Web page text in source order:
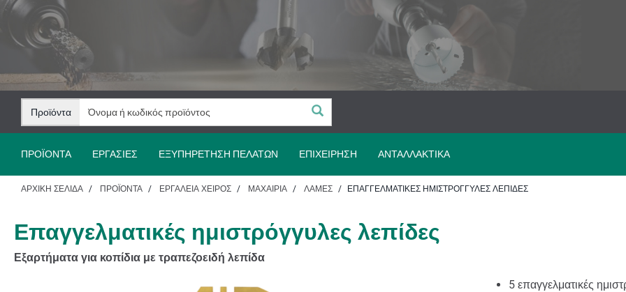
Μετάβαση
περιεχόμενο
Μετάβαση
πλοήγηση
Προϊόντα
ΠΡΟΪΌΝΤΑ ΕΡΓΑΣΊΕΣ ΕΞΥΠΗΡΈΤΗΣΗ ΠΕΛΑΤΏΝ ΕΠΙΧΕΊΡΗΣΗ ΑΝΤΑΛΛΑΚΤΙΚΆ
ΑΡΧΙΚΉ ΣΕΛΊΔΑ ΠΡΟΪΌΝΤΑ ΕΡΓΑΛΕΊΑ ΧΕΙΡΌΣ ΜΑΧΑΊΡΙΑ ΛΆΜΕΣ ΕΠΑΓΓΕΛΜΑΤΙΚΈΣ ΗΜΙΣΤΡΌΓΓΥΛΕΣ ΛΕΠΊΔΕΣ
Επαγγελματικές ημιστρόγγυλες λεπίδες
Εξαρτήματα για κοπίδια με τραπεζοειδή λεπίδα
5 επαγγελματικές